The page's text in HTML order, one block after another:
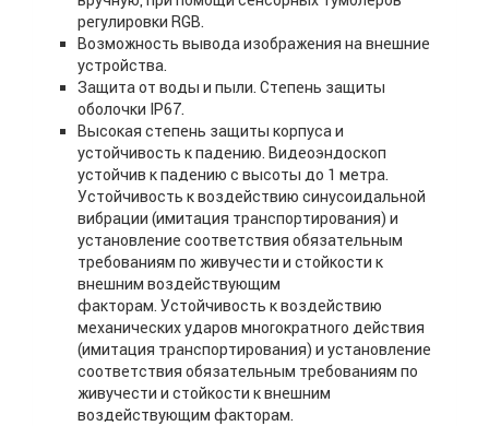
регулировки RGB.
Возможность вывода изображения на внешние
устройства.
Защита от воды и пыли. Степень защиты
оболочки IP67.
Высокая степень защиты корпуса и
устойчивость к падению. Видеоэндоскоп
устойчив к падению с высоты до 1 метра.
Устойчивость к воздействию синусоидальной
вибрации (имитация транспортирования) и
установление соответствия обязательным
требованиям по живучести и стойкости к
внешним воздействующим
факторам. Устойчивость к воздействию
механических ударов многократного действия
(имитация транспортирования) и установление
соответствия обязательным требованиям по
живучести и стойкости к внешним
воздействующим факторам.